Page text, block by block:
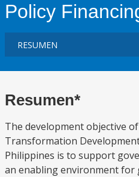
Policy
Resumen*
The development objective
Transformation
Philippines is to support
an enabling environment